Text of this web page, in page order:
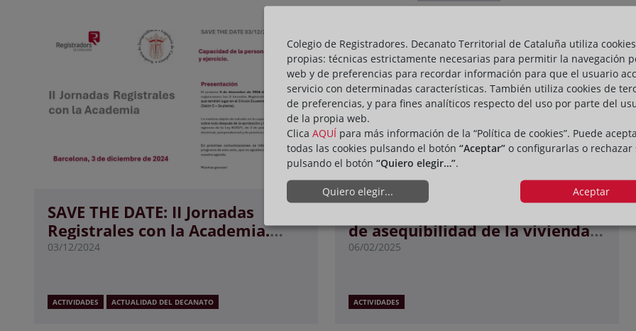
SAVE THE DATE: II Jornadas
Registrales con la Academia.
“Capacidad de la persona:
03/12/2024
ACTIVIDADES ACTUALIDAD DEL DECANATO
de asequibilidad de la vivienda.
Análisis y propuestas"
06/02/2025
ACTIVIDADES
Colegio de Registradores. Decanato Territorial de Cataluña utiliza cookies
propias: técnicas estrictamente necesarias para permitir la navegación
web y de preferencias para recordar información para que el usuario
servicio con determinadas características. También utiliza cookies de
de preferencias, y para fines analíticos respecto del uso por parte del
de la propia web.
Clica AQUÍ para más información de la “Política de cookies”. Puede
todas las cookies pulsando el botón “Aceptar” o configurarlas o rechazar
pulsando el botón “Quiero elegir…”.
Quiero elegir... Aceptar